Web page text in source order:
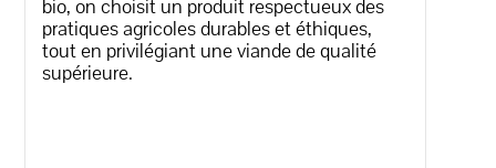
bio, on choisit un produit respectueux des
pratiques agricoles durables et éthiques,
tout en privilégiant une viande de qualité
supérieure.